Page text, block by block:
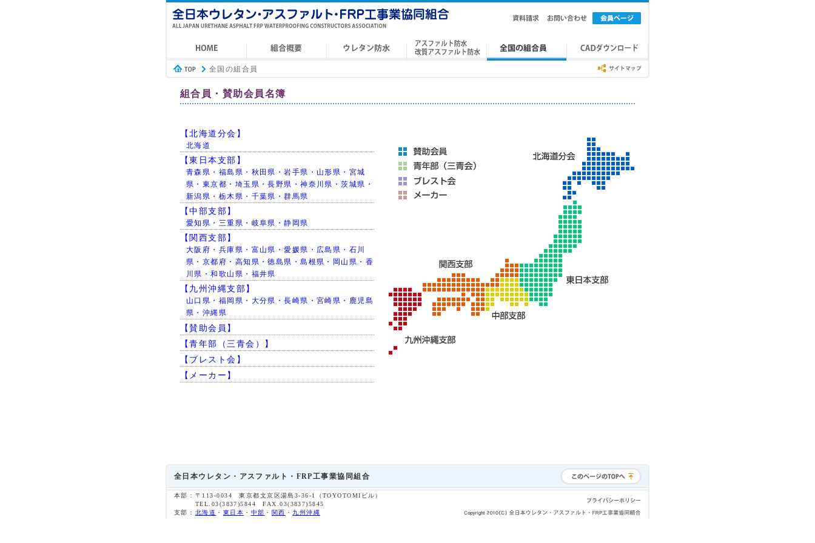
全国の組合員
組合員・賛助会員名簿
【北海道分会】
北海道
【東日本支部】
青森県・福島県・秋田県・岩手県・山形県・宮城
県・東京都・埼玉県・長野県・神奈川県・茨城県・
新潟県・栃木県・千葉県・群馬県
【中部支部】
愛知県・三重県・岐阜県・静岡県
【関西支部】
大阪府・兵庫県・富山県・愛媛県・広島県・石川
県・京都府・高知県・徳島県・島根県・岡山県・香
川県・和歌山県・福井県
【九州沖縄支部】
山口県・福岡県・大分県・長崎県・宮崎県・鹿児島
県・沖縄県
【賛助会員】
【青年部（三青会）】
【ブレスト会】
【メーカー】
全日本ウレタン・アスファルト・FRP工事業協同組合
本部：〒113-0034 東京都文京区湯島3-36-1（TOYOTOMIビル）
TEL.03(3837)5844 FAX.03(3837)5845
支部：北海道 ・ 東日本 ・ 中部 ・ 関西 ・ 九州沖縄